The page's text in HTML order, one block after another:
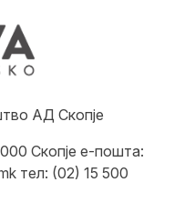
АД Скопје
Скопје е-пошта:
тел: (02) 15 500